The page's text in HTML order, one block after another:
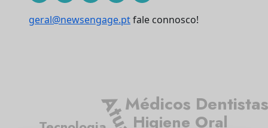
geral@newsengage.ptfale connosco!
Médicos Dentistas
Higiene Oral